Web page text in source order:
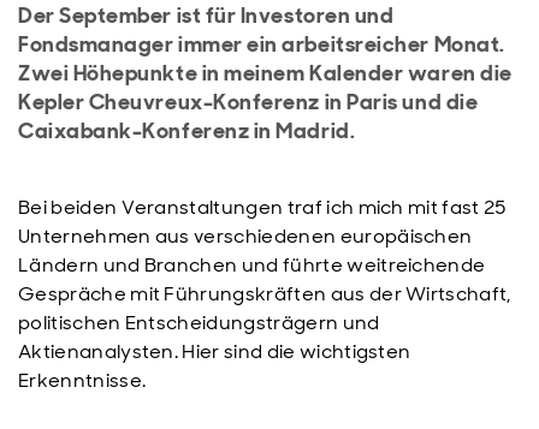
Der September ist für Investoren und
Fondsmanager immer ein arbeitsreicher Monat.
Zwei Höhepunkte in meinem Kalender waren die
Kepler Cheuvreux-Konferenz in Paris und die
Caixabank-Konferenz in Madrid.
Bei beiden Veranstaltungen traf ich mich mit fast 25
Unternehmen aus verschiedenen europäischen
Ländern und Branchen und führte weitreichende
Gespräche mit Führungskräften aus der Wirtschaft,
politischen Entscheidungsträgern und
Aktienanalysten. Hier sind die wichtigsten
Erkenntnisse.